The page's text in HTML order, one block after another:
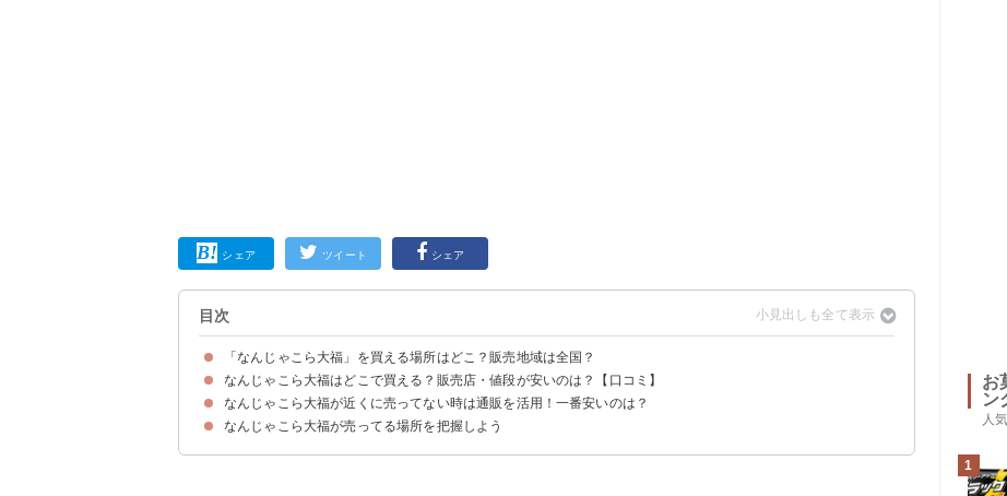
シェア ツイート シェア
目次
「なんじゃこら大福」を買える場所はどこ？販売地域は全国？
なんじゃこら大福の販売地域
なんじゃこら大福の売ってる場所・販売店の一覧
なんじゃこら大福はどこで買える？販売店・値段が安いのは？【口コミ】
①お菓子の日高（360円）
②JR宮崎駅（360円）
③宮崎空港（取り扱いなし）
なんじゃこら大福が近くに売ってない時は通販を活用！一番安いのは？
①お菓子の日高 公式通販｜なんじゃこら大福（2個入 1,140円）
②楽天市場｜【敬老の日ギフトA 】なんじゃこら大福2個入 チーズ饅頭2個 抹茶チーズ饅頭2個（3,300円）
③楽天市場｜なんじゃこら大福6個入（4,200円）
なんじゃこら大福が売ってる場所を把握しよう
お
ン
人
1